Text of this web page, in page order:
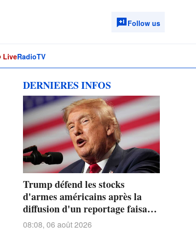
Follow us
LiveRadioTV
DERNIERES INFOS
Trump défend les stocks
d'armes américains après la
diffusion d'un reportage faisant
état de pénuries
08:08, 06 août 2026